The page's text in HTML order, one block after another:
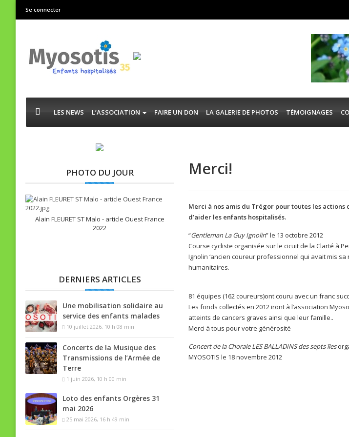
Se connecter
LES NEWS L’ASSOCIATION FAIRE UN DON LA GALERIE DE PHOTOS TÉMOIGNAGES
Merci!
Merci à nos amis du Trégor pour toutes les
d’aider les enfants hospitalisés.
“Gentleman La Guy Ignolin” le 13 octobre 2012
Course cycliste organisée sur le cicuit de la Clarté à
Ignolin ‘ancien coureur professionnel qui avait mis
humanitaires.
81 équipes (162 coureurs)ont couru avec un franc
Les fonds collectés en 2012 iront à l’association
atteints de cancers graves ainsi que leur famille..
Merci à tous pour votre générosité
Concert de la Chorale LES BALLADINS des septs îles
MYOSOTIS le 18 novembre 2012
PHOTO DU JOUR
Alain FLEURET ST Malo - article Ouest France
2022
DERNIERS ARTICLES
Une mobilisation solidaire au
service des enfants malades
10 juillet 2026, 10 h 08 min
Concerts de la Musique des
Transmissions de l’Armée de
Terre
1 juin 2026, 10 h 00 min
Loto des enfants Orgères 31
mai 2026
25 mai 2026, 16 h 49 min